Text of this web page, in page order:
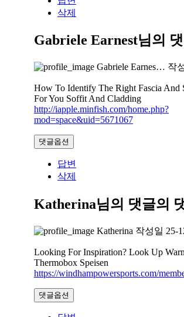
삭제
Gabriele Earnest님의
Gabriele Earnes… 작
How To Identify The Right Fascia And
For You Soffit And Cladding
http://iapple.minfish.com/home.php?
mod=space&uid=5671067
댓글옵션
답변
삭제
Katherina님의 댓글의
Katherina 작성일 25-
Looking For Inspiration? Look Up
Thermobox Speisen
https://windhampowersports.com/
댓글옵션